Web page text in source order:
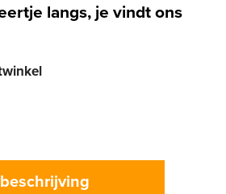
langs, je vindt ons